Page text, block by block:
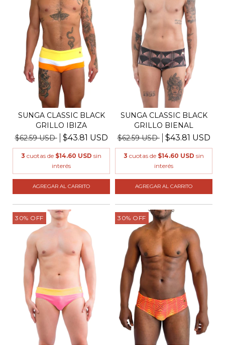
SUNGA CLASSIC BLACK
GRILLO IBIZA
$62.59 USD
$43.81 USD
3 cuotas de $14.60 USD sin
interés
AGREGAR AL CARRITO
SUNGA CLASSIC BLACK
GRILLO BIENAL
$62.59 USD
$43.81 USD
3 cuotas de $14.60 USD sin
interés
AGREGAR AL CARRITO
30% OFF 30% OFF